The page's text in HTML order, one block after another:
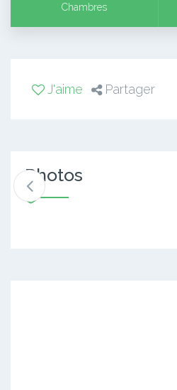
Chambres
J'aime Partager
Photos